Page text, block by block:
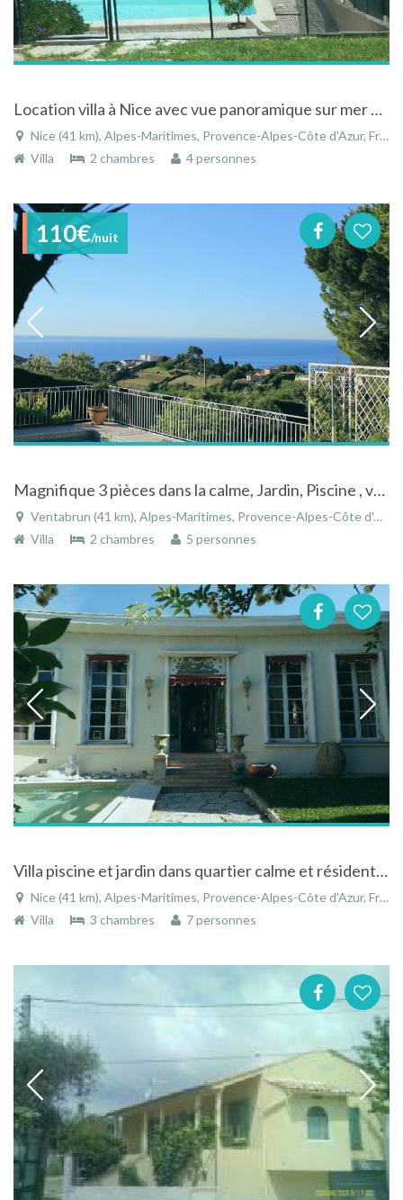
Location villa à Nice avec vue panoramique sur mer et ville du Cap de Nice au Cap Ferrat
Nice (41 km), Alpes-Maritimes, Provence-Alpes-Côte d'Azur, France
Villa
2 chambres 4 personnes
110€/nuit
Magnifique 3 pièces dans la calme, Jardin, Piscine , vue Mer exceptionnelle
Ventabrun (41 km), Alpes-Maritimes, Provence-Alpes-Côte d'Azur, France
Villa
2 chambres 5 personnes
Villa piscine et jardin dans quartier calme et résidentiel de Nice Côte d'Azur
Nice (41 km), Alpes-Maritimes, Provence-Alpes-Côte d'Azur, France
Villa
3 chambres 7 personnes